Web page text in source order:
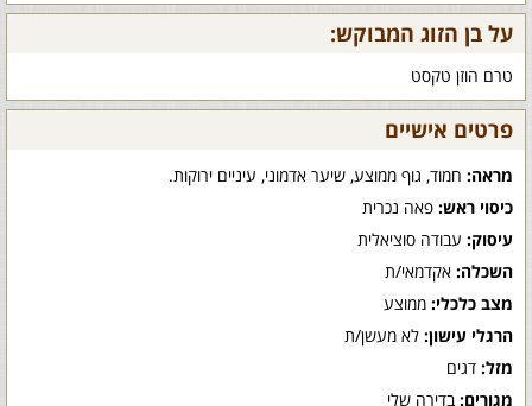
על בן הזוג המבוקש:
טרם הוזן טקסט
פרטים אישיים
מראה: חמוד, גוף ממוצע, שיער אדמוני, עיניים ירוקות.
כיסוי ראש: פאה נכרית
עיסוק: עבודה סוציאלית
השכלה: אקדמאי/ת
מצב כלכלי: ממוצע
הרגלי עישון: לא מעשן/ת
מזל: דגים
מגורים: בדירה שלי